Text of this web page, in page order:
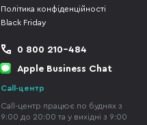
Політика конфіденційності
Black Friday
0 800 210-484
Apple Business Chat
Call-центр
Call-центр працює по буднях з
9:00 до 20:00 та у вихідні з 9:00